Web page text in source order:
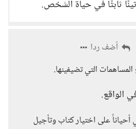
ثابتًا في حياة الشخص.
أضف ردا
التي تضيفينها.
الواقع.
أحياناً على اختيار كتاب وتأجيل